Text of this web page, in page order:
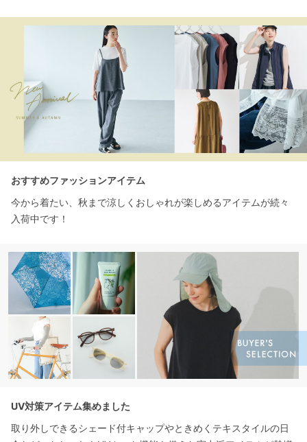
おすすめファッションアイテム
今から着たい、秋まで涼しくおしゃれが楽しめるアイテムが続々
入荷中です！
UV対策アイテム集めました
取り外しできるシェード付キャップやときめくテキスタイルの日